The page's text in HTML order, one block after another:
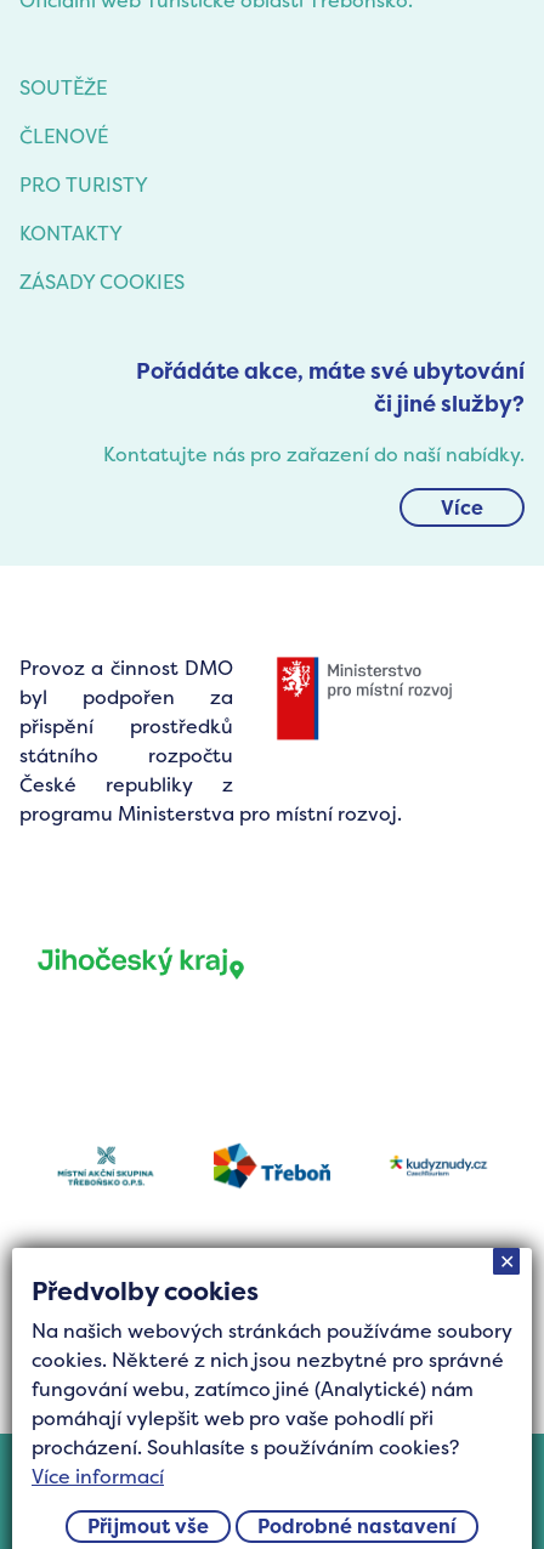
SOUTĚŽE
ČLENOVÉ
PRO TURISTY
KONTAKTY
ZÁSADY COOKIES
Pořádáte akce, máte své ubytování
či jiné služby?
Kontatujte nás pro zařazení do naší nabídky.
Více
Provoz a činnost DMO
byl podpořen za
přispění prostředků
státního rozpočtu
České republiky z
programu Ministerstva pro místní rozvoj.
Tvorba stránek byla finančně podpořena Jihočeským
krajem z grantového fondu Podpora cestovního
ruchu.
Cookies
©2025 Všechna práva vyhrazena Turistická
oblast Třeboňsko, z.s.
Předvolby cookies
Na našich webových stránkách používáme soubory
cookies. Některé z nich jsou nezbytné pro správné
fungování webu, zatímco jiné (Analytické) nám
pomáhají vylepšit web pro vaše pohodlí při
procházení. Souhlasíte s používáním cookies?
Více informací
Přijmout vše
Podrobné nastavení
✕